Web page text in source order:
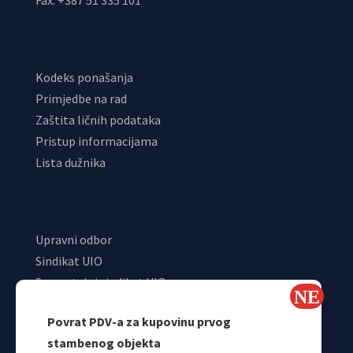
Povrat PDV-a za kupovinu prvog
stambenog objekta
Kodeks ponašanja
Primjedbe na rad
Zaštita ličnih podataka
Pristup informacijama
Lista dužnika
Upravni odbor
Sindikat UIO
Samostalni sindikat UIO
Odjeljenje za makroekonomsku analizu